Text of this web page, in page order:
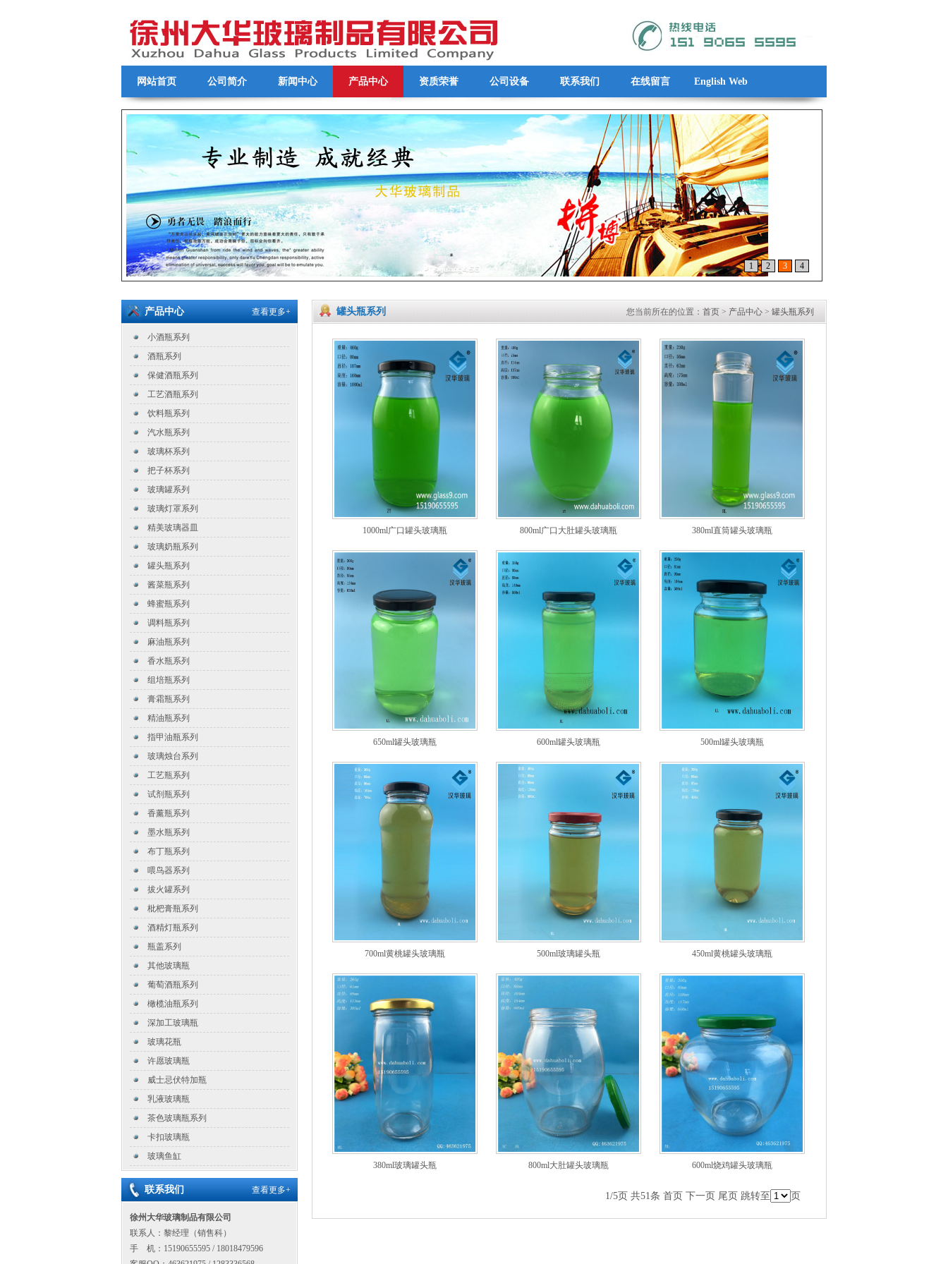
网站首页 公司简介 新闻中心 产品中心 资质荣誉 公司设备 联系我们 在线留言 English Web
1 2 3 4
查看更多+
产品中心
小酒瓶系列
酒瓶系列
保健酒瓶系列
工艺酒瓶系列
饮料瓶系列
汽水瓶系列
玻璃杯系列
把子杯系列
玻璃罐系列
玻璃灯罩系列
精美玻璃器皿
玻璃奶瓶系列
罐头瓶系列
酱菜瓶系列
蜂蜜瓶系列
调料瓶系列
麻油瓶系列
香水瓶系列
组培瓶系列
膏霜瓶系列
精油瓶系列
指甲油瓶系列
玻璃烛台系列
工艺瓶系列
试剂瓶系列
香薰瓶系列
墨水瓶系列
布丁瓶系列
喂鸟器系列
拔火罐系列
枇杷膏瓶系列
酒精灯瓶系列
瓶盖系列
其他玻璃瓶
葡萄酒瓶系列
橄榄油瓶系列
深加工玻璃瓶
玻璃花瓶
许愿玻璃瓶
威士忌伏特加瓶
乳液玻璃瓶
茶色玻璃瓶系列
卡扣玻璃瓶
玻璃鱼缸
查看更多+
联系我们
徐州大华玻璃制品有限公司
联系人：黎经理（销售科）
手 机：15190655595 / 18018479596
您当前所在的位置： 首页 > 产品中心 > 罐头瓶系列
罐头瓶系列
1000ml广口罐头玻璃瓶 800ml广口大肚罐头玻璃瓶 380ml直筒罐头玻璃瓶
650ml罐头玻璃瓶 600ml罐头玻璃瓶 500ml罐头玻璃瓶
700ml黄桃罐头玻璃瓶 500ml玻璃罐头瓶 450ml黄桃罐头玻璃瓶
380ml玻璃罐头瓶 800ml大肚罐头玻璃瓶 600ml烧鸡罐头玻璃瓶
1/5页 共51条首页 下一页 尾页 跳转至 页